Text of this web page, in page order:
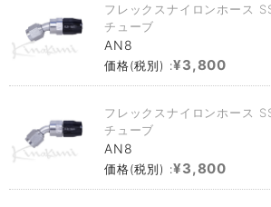
フレックスナイロンホース
チューブ
AN8
価格(税別) :¥3,800
フレックスナイロンホース
チューブ
AN8
価格(税別) :¥3,800